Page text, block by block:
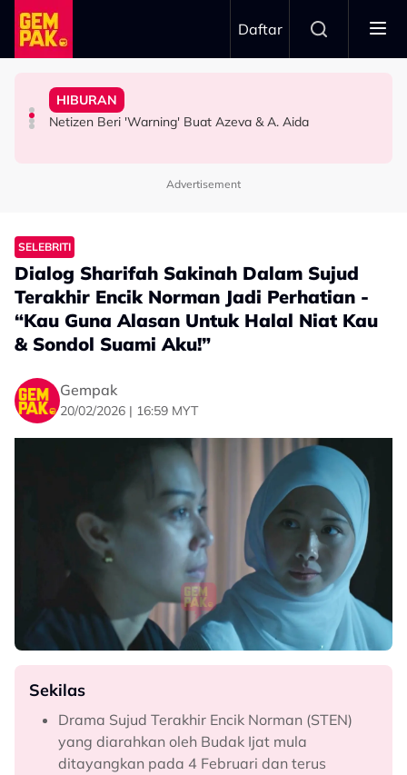
Skip to main content
Daftar
Bawa Anak Ke Klinik, Syasya Rizal Terkejut Dikenali
Doktor
HIBURAN
Netizen Beri 'Warning' Buat Azeva & A. Aida
Kilauan Emas Selebriti: Fazlina Ahmad Daud Elak Nyanyi
Lagu Ogy, Tak Mahu Ada Perbandingan - "Saya Tak Nak
Orang Cakap..."
Sanggup ‘Battle’ Beli Tiket Gema Bumantara, Noraniza
Idris: “Masa Dapat Call, Ingat Jemput Jadi Penonton”
Advertisement
SELEBRITI
Dialog Sharifah Sakinah Dalam Sujud
Terakhir Encik Norman Jadi Perhatian -
“Kau Guna Alasan Untuk Halal Niat Kau
& Sondol Suami Aku!”
Gempak
20/02/2026 | 16:59 MYT
Sekilas
Drama Sujud Terakhir Encik Norman (STEN)
yang diarahkan oleh Budak Ijat mula
ditayangkan pada 4 Februari dan terus